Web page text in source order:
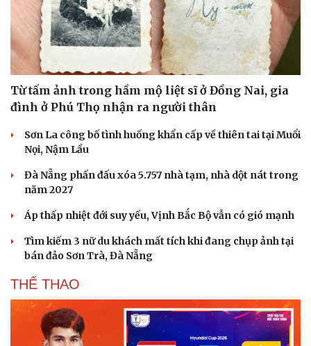
Từ tấm ảnh trong hầm mộ liệt sĩ ở Đồng Nai, gia
đình ở Phú Thọ nhận ra người thân
Sơn La công bố tình huống khẩn cấp về thiên tai tại Muổi
Nọi, Nậm Lầu
Đà Nẵng phấn đấu xóa 5.757 nhà tạm, nhà dột nát trong
năm 2027
Áp thấp nhiệt đới suy yếu, Vịnh Bắc Bộ vẫn có gió mạnh
Tìm kiếm 3 nữ du khách mất tích khi đang chụp ảnh tại
bán đảo Sơn Trà, Đà Nẵng
THỂ THAO